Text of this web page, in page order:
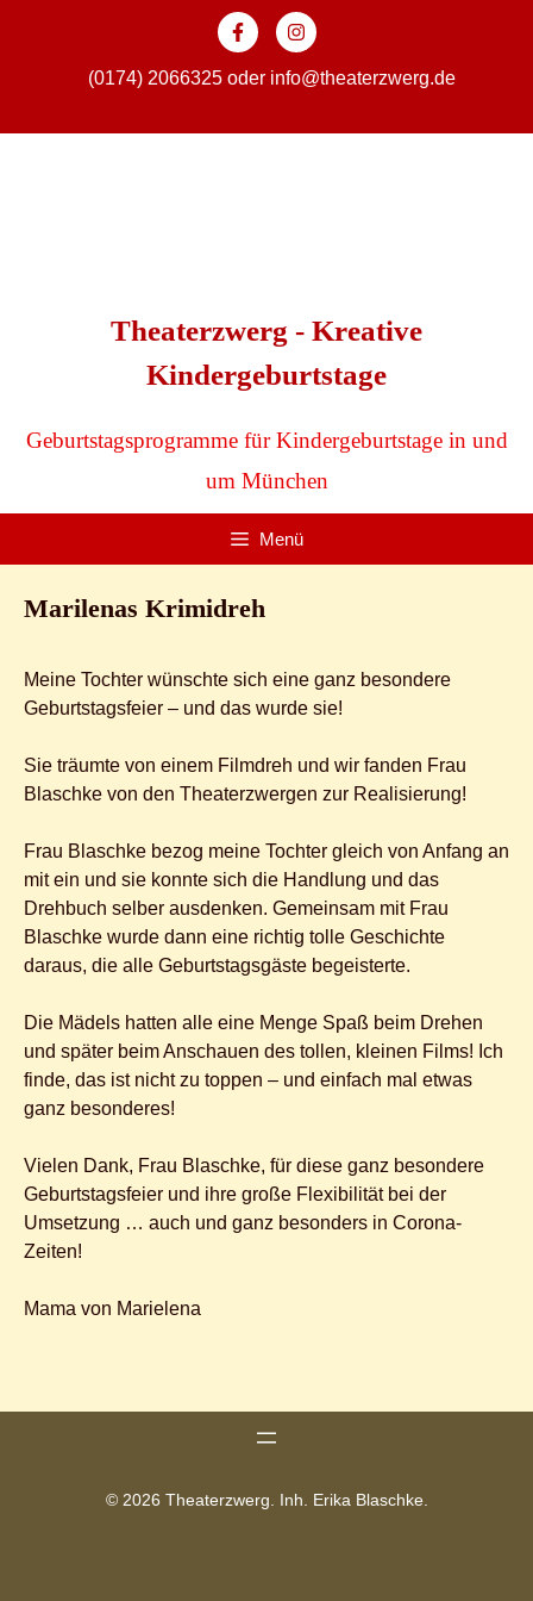
(0174) 2066325 oder info@theaterzwerg.de
Theaterzwerg - Kreative
Kindergeburtstage
Geburtstagsprogramme für Kindergeburtstage in und
um München
Menü
Marilenas Krimidreh
Meine Tochter wünschte sich eine ganz besondere
Geburtstagsfeier – und das wurde sie!
Sie träumte von einem Filmdreh und wir fanden Frau
Blaschke von den Theaterzwergen zur Realisierung!
Frau Blaschke bezog meine Tochter gleich von Anfang an
mit ein und sie konnte sich die Handlung und das
Drehbuch selber ausdenken. Gemeinsam mit Frau
Blaschke wurde dann eine richtig tolle Geschichte
daraus, die alle Geburtstagsgäste begeisterte.
Die Mädels hatten alle eine Menge Spaß beim Drehen
und später beim Anschauen des tollen, kleinen Films! Ich
finde, das ist nicht zu toppen – und einfach mal etwas
ganz besonderes!
Vielen Dank, Frau Blaschke, für diese ganz besondere
Geburtstagsfeier und ihre große Flexibilität bei der
Umsetzung … auch und ganz besonders in Corona-
Zeiten!
Mama von Marielena
© 2026 Theaterzwerg. Inh. Erika Blaschke.